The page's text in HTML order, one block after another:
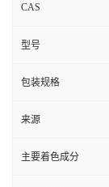
CAS
型号
包装规格
来源
主要着色成分